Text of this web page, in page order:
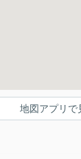
地図アプリで